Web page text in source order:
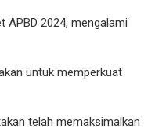
APBD 2024, mengalami
untuk memperkuat
telah memaksimalkan